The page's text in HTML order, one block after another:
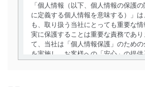
「個人情報（以下、個人情報の保護
に定義する個人情報を意味する）」
も、取り扱う当社にとっても重要な
実に保護することは重要な責務であ
て、当社は「個人情報保護」のため
を実施し、お客様への「安心」の提